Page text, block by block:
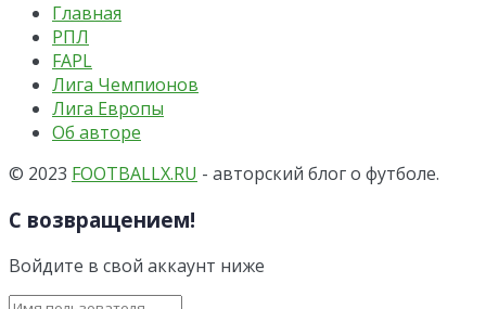
Главная
РПЛ
FAPL
Лига Чемпионов
Лига Европы
Об авторе
© 2023 FOOTBALLX.RU - авторский блог о футболе.
С возвращением!
Войдите в свой аккаунт ниже